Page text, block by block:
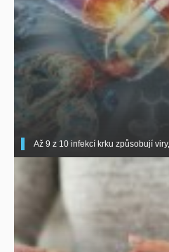
Až 9 z 10 infekcí krku způsobují